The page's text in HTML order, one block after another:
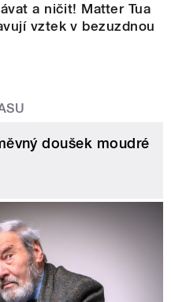
a ničit! Matter Tua
vztek v bezuzdnou
doušek moudré